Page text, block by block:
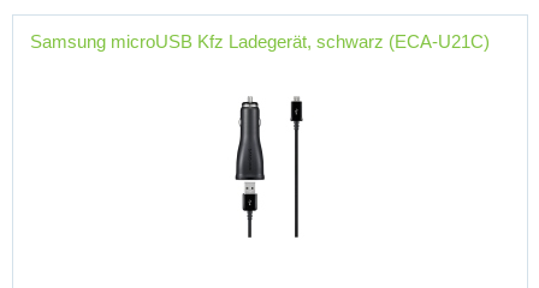
Samsung microUSB Kfz Ladegerät, schwarz (ECA-U21C)